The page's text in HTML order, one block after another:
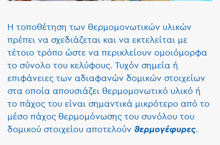
Η τοποθέτηση των θερμομονωτικών υλικών
πρέπει να σχεδιάζεται και να εκτελείται με
τέτοιο τρόπο ώστε να περικλείουν ομοιόμορφα
το σύνολο του κελύφους. Τυχόν σημεία ή
επιφάνειες των αδιαφανών δομικών στοιχείων
στα οποία απουσιάζει θερμομονωτικό υλικό ή
το πάχος του είναι σημαντικά μικρότερο από το
μέσο πάχος θερμομόνωσης του συνόλου του
δομικού στοιχείου αποτελούν θερμογέφυρες.